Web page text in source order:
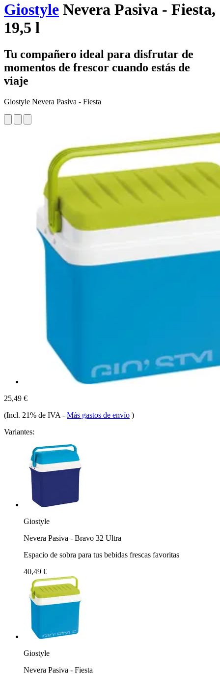
Giostyle Nevera Pasiva - Fiesta,
19,5 l
Tu compañero ideal para disfrutar de
momentos de frescor cuando estás de
viaje
Giostyle Nevera Pasiva - Fiesta
25,49 €
(Incl. 21% de IVA - Más gastos de envío )
Variantes:
Giostyle
Nevera Pasiva - Bravo 32 Ultra
Espacio de sobra para tus bebidas frescas favoritas
40,49 €
Giostyle
Nevera Pasiva - Fiesta